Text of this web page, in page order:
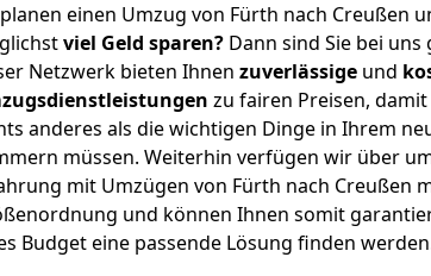
einen Umzug von Fürth nach Creußen
viel Geld sparen? Dann sind Sie bei
Netzwerk bieten Ihnen zuverlässige und
zu fairen Preisen, damit
anderes als die wichtigen Dinge in Ihrem
müssen. Weiterhin verfügen wir über
mit Umzügen von Fürth nach Creußen
und können Ihnen somit
Budget eine passende Lösung finden